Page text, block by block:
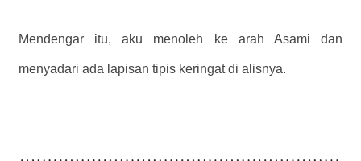
Mendengar itu, aku menoleh ke arah Asami dan
menyadari ada lapisan tipis keringat di alisnya.